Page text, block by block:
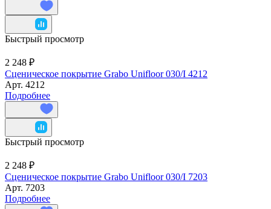
Быстрый просмотр
2 248 ₽
Сценическое покрытие Grabo Unifloor 030/I 4212
Арт. 4212
Подробнее
Быстрый просмотр
2 248 ₽
Сценическое покрытие Grabo Unifloor 030/I 7203
Арт. 7203
Подробнее